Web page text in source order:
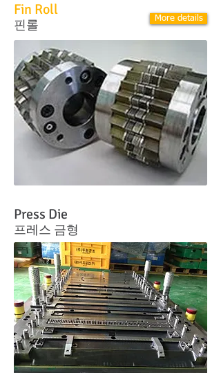
Fin Roll
핀롤 More details
Press Die
프레스 금형